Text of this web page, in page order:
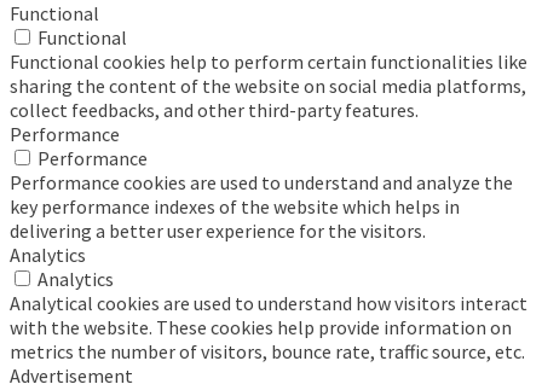
Functional
Functional
Functional cookies help to perform certain functionalities like
sharing the content of the website on social media platforms,
collect feedbacks, and other third-party features.
Performance
Performance
Performance cookies are used to understand and analyze the
key performance indexes of the website which helps in
delivering a better user experience for the visitors.
Analytics
Analytics
Analytical cookies are used to understand how visitors interact
with the website. These cookies help provide information on
metrics the number of visitors, bounce rate, traffic source, etc.
Advertisement